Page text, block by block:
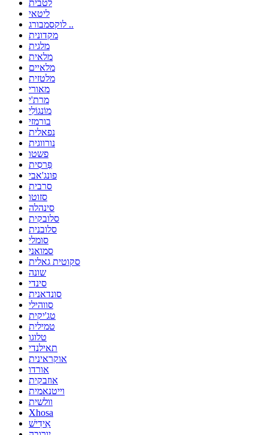
לטבית
ליטאי
לוקסמבורג ..
מקדונית
מלגית
מלאית
מלאיים
מלטזית
מאורי
מרת'י
מוֹנגוֹלִי
בורמזי
נפאלית
נורווגית
פשטו
פַּרסִית
פונג'אבי
סרבית
סזוטו
סינהלה
סלובקית
סלובנית
סומלי
סמואני
סקוטית גאלית
שונה
סינדי
סונדאנית
סווהילי
טג'יקית
טמילית
טלוגו
תאילנדי
אוקראינית
אורדו
אוזבקית
וייטנאמית
וולשית
Xhosa
אִידִישׁ